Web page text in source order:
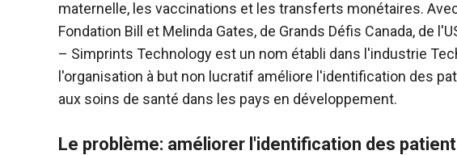
maternelle, les vaccinations et les transferts monétaires.
Fondation Bill et Melinda Gates, de Grands Défis Canada, de
– Simprints Technology est un nom établi dans l'industrie
l'organisation à but non lucratif améliore l'identification des
aux soins de santé dans les pays en développement.
Le problème: améliorer l'identification des